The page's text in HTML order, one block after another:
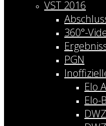
VST 2016
360°-
PGN
Elo
Elo-